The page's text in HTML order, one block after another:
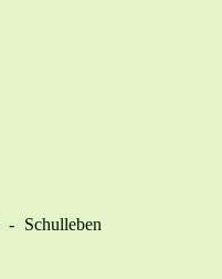
Schulleben